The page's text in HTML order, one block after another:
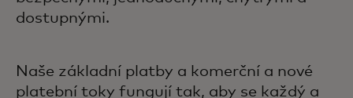
dostupnými.
Naše základní platby a komerční a nové
platební toky fungují tak, aby se každý a